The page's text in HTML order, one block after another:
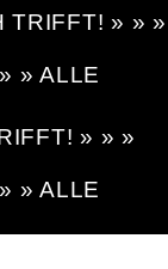
TRIFFT! » » »
» ALLE
» » »
» ALLE